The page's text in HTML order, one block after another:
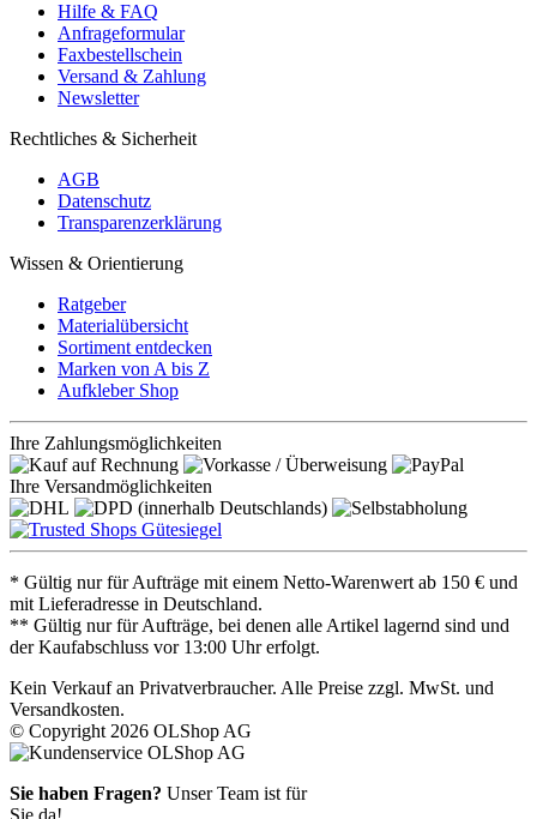
Hilfe & FAQ
Anfrageformular
Faxbestellschein
Versand & Zahlung
Newsletter
Rechtliches & Sicherheit
AGB
Datenschutz
Transparenzerklärung
Wissen & Orientierung
Ratgeber
Materialübersicht
Sortiment entdecken
Marken von A bis Z
Aufkleber Shop
Ihre Zahlungsmöglichkeiten
Ihre Versandmöglichkeiten
* Gültig nur für Aufträge mit einem Netto-Warenwert ab 150 € und
mit Lieferadresse in Deutschland.
** Gültig nur für Aufträge, bei denen alle Artikel lagernd sind und
der Kaufabschluss vor 13:00 Uhr erfolgt.
Kein Verkauf an Privatverbraucher. Alle Preise zzgl. MwSt. und
Versandkosten.
© Copyright 2026 OLShop AG
Sie haben Fragen? Unser Team ist für